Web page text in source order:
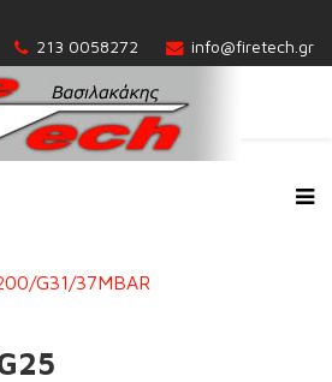
213 0058272 info@firetech.gr
G31/37MBAR